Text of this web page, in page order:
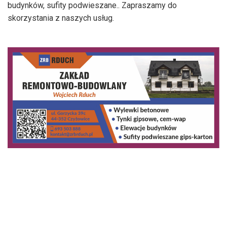
budynków, sufity podwieszane.. Zapraszamy do
skorzystania z naszych usług.